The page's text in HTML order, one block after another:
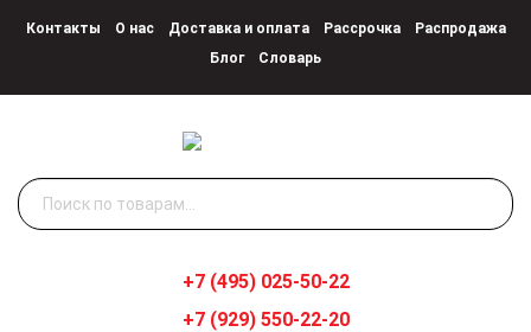
Контакты О нас Доставка и оплата Рассрочка
Распродажа
Блог
Словарь
Искать:
+7 (495) 025-50-22
+7 (929) 550-22-20